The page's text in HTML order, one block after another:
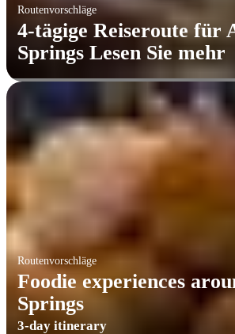
Routenvorschläge
4-tägige Reiseroute für
Springs Lesen Sie mehr
Routenvorschläge
Foodie experiences
Springs
3-day itinerary